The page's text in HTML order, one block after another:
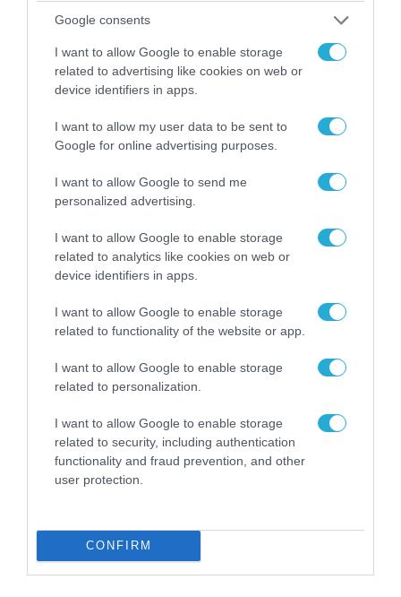
Google consents
I want to allow Google to enable storage
related to advertising like cookies on web or
device identifiers in apps.
I want to allow my user data to be sent to
Google for online advertising purposes.
I want to allow Google to send me
personalized advertising.
I want to allow Google to enable storage
related to analytics like cookies on web or
device identifiers in apps.
I want to allow Google to enable storage
related to functionality of the website or app.
I want to allow Google to enable storage
related to personalization.
I want to allow Google to enable storage
related to security, including authentication
functionality and fraud prevention, and other
user protection.
CONFIRM
«Οι εντελώς αθώοι»: Η ανάρτηση του Αρκά για
τα ζώα που χάθηκαν στις πυρκαγιές της
Αττικής (φωτο)
04.08.2026 | 15:02
Αυτή την ώρα το τελευταίο «αντίο» στον πρώην
υπουργό Ι.Βαρβιτσιώτη (φωτο)